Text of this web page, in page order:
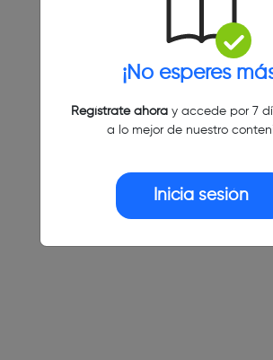
¡No esperes
Regístrate ahoray accede por 7
a lo mejor de nuestro
Inicia sesión